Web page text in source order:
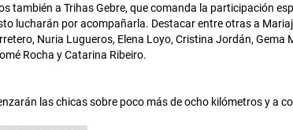
también a Trihas Gebre, que comanda la participación
lucharán por acompañarla. Destacar entre otras a
Nuria Lugueros, Elena Loyo, Cristina Jordán,
Rocha y Catarina Ribeiro.
las chicas sobre poco más de ocho kilómetros y a